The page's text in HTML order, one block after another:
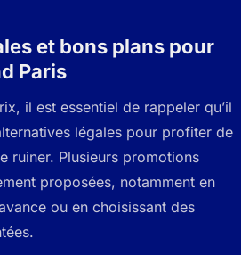
et bons plans pour
Paris
il est essentiel de rappeler qu’il
légales pour profiter de
ruiner. Plusieurs promotions
proposées, notamment en
ou en choisissant des